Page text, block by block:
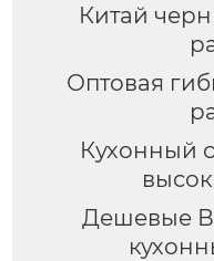
Китай
Оптовая
Кухонный
Дешевые